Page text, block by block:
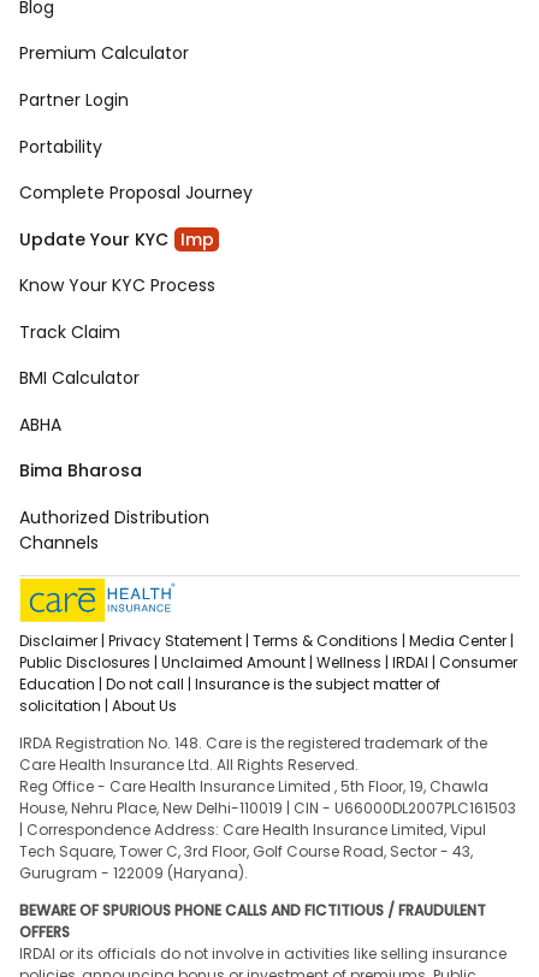
Blog
Premium Calculator
Partner Login
Portability
Complete Proposal Journey
Update Your KYC Imp
Know Your KYC Process
Track Claim
BMI Calculator
ABHA
Bima Bharosa
Authorized Distribution
Channels
Disclaimer | Privacy Statement | Terms & Conditions | Media Center |
Public Disclosures | Unclaimed Amount | Wellness | IRDAI | Consumer
Education | Do not call | Insurance is the subject matter of
solicitation | About Us
IRDA Registration No. 148. Care is the registered trademark of the
Care Health Insurance Ltd. All Rights Reserved.
Reg Office - Care Health Insurance Limited , 5th Floor, 19, Chawla
House, Nehru Place, New Delhi-110019 | CIN - U66000DL2007PLC161503
| Correspondence Address: Care Health Insurance Limited, Vipul
Tech Square, Tower C, 3rd Floor, Golf Course Road, Sector - 43,
Gurugram - 122009 (Haryana).
BEWARE OF SPURIOUS PHONE CALLS AND FICTITIOUS / FRAUDULENT
OFFERS
IRDAI or its officials do not involve in activities like selling insurance